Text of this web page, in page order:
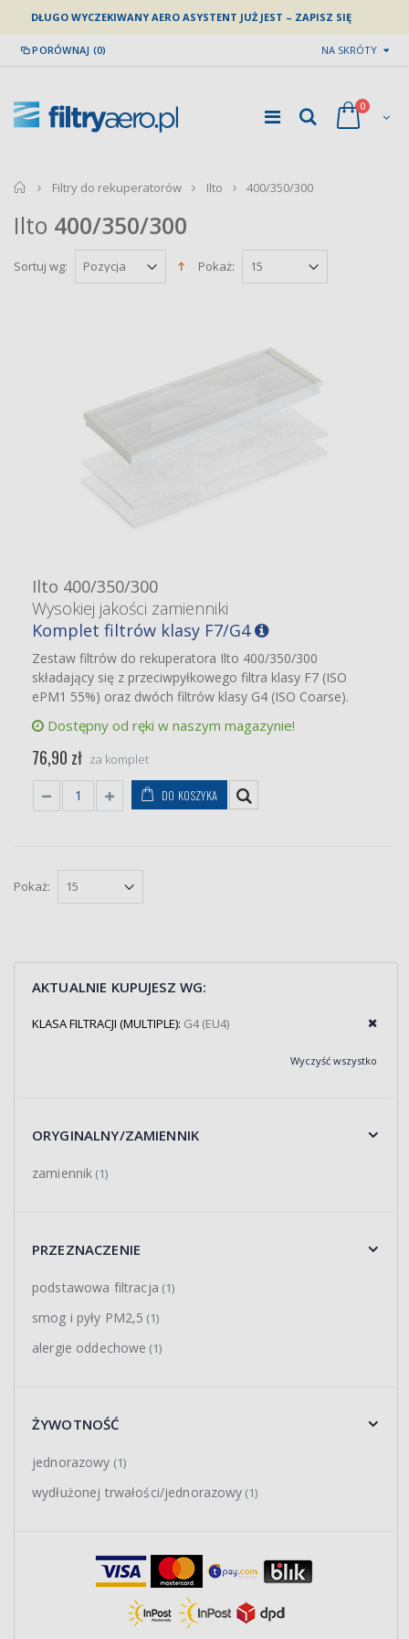
DŁUGO WYCZEKIWANY AERO ASYSTENT JUŻ JEST – ZAPISZ SIĘ
PORÓWNAJ (0) NA SKRÓTY
0
home
Filtry do rekuperatorów Ilto 400/350/300
Ilto 400/350/300
Sortuj wg: Pokaż:
Ilto 400/350/300
Wysokiej jakości zamienniki
Komplet filtrów klasy F7/G4
Zestaw filtrów do rekuperatora Ilto 400/350/300
składający się z przeciwpyłkowego filtra klasy F7 (ISO
ePM1 55%) oraz dwóch filtrów klasy G4 (ISO Coarse).
Dostępny od ręki w naszym magazynie!
76,90 zł za komplet
DO KOSZYKA
Pokaż:
AKTUALNIE KUPUJESZ WG:
KLASA FILTRACJI (MULTIPLE): G4 (EU4)
Wyczyść wszystko
ORYGINALNY/ZAMIENNIK
zamiennik (1)
PRZEZNACZENIE
podstawowa filtracja (1)
smog i pyły PM2,5 (1)
alergie oddechowe (1)
ŻYWOTNOŚĆ
jednorazowy (1)
wydłużonej trwałości/jednorazowy (1)